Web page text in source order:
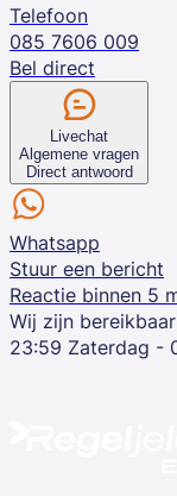
Telefoon
085 7606 009
Bel direct
Livechat
Algemene vragen
Direct antwoord
Whatsapp
Stuur een bericht
Reactie binnen 5
Wij zijn
23:59 Zaterdag -